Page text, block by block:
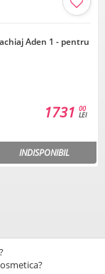
Aden 1 - pentru
00
LEI
1731
INDISPONIBIL